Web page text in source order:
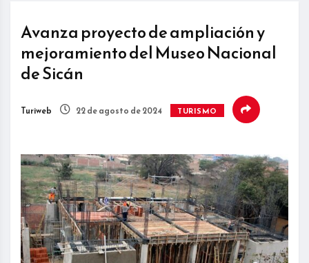
Avanza proyecto de ampliación y
mejoramiento del Museo Nacional
de Sicán
Turiweb 22 de agosto de 2024 TURISMO